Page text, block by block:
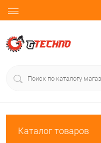
Каталог товаров